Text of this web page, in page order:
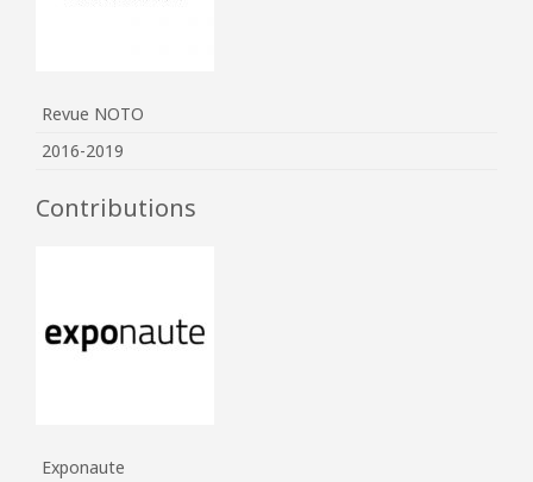
Revue NOTO
2016-2019
Contributions
Exponaute